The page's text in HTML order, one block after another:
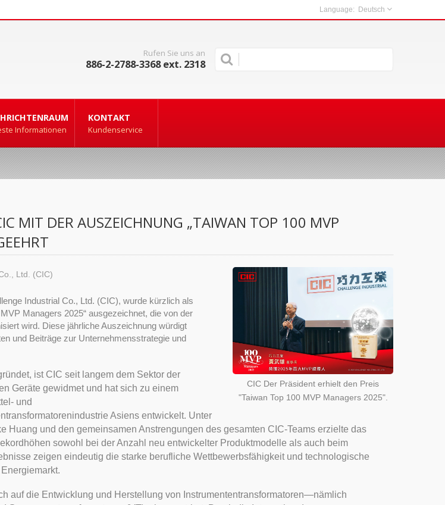
Deutsch
Rufen Sie uns an
886-2-2788-3368 ext. 2318
Informationen
KONTAKT
Kundenservice
MIT DER AUSZEICHNUNG „TAIWAN TOP 100 MVP
Ltd. (CIC)
CIC Der Präsident erhielt den Preis
"Taiwan Top 100 MVP Managers 2025".
Industrial Co., Ltd. (CIC), wurde kürzlich als
Managers 2025“ ausgezeichnet, die von der
wird. Diese jährliche Auszeichnung würdigt
und Beiträge zur Unternehmensstrategie und
ist CIC seit langem dem Sektor der
Geräte gewidmet und hat sich zu einem
und
Asiens entwickelt. Unter
Huang und den gemeinsamen Anstrengungen des gesamten CIC-Teams erzielte das
sowohl bei der Anzahl neu entwickelter Produktmodelle als auch beim
zeigen eindeutig die starke berufliche Wettbewerbsfähigkeit und technologische
auf die Entwicklung und Herstellung von Instrumententransformatoren—nämlich